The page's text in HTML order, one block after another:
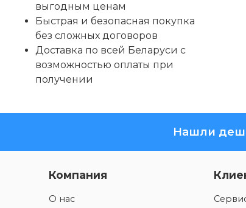
выгодным ценам
Быстрая и безопасная покупка
без сложных договоров
Доставка по всей Беларуси с
возможностью оплаты при
получении
Нашли
Компания
О нас